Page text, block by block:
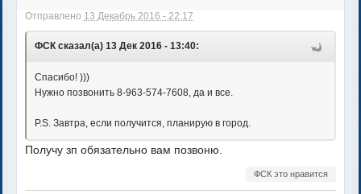
Отправлено 13 Декабрь 2016 - 22:17
ФСК сказал(а) 13 Дек 2016 - 13:40:
Спасибо! )))
Нужно позвонить 8-963-574-7608, да и все.
P.S. Завтра, если получится, планирую в город.
Получу зп обязательно вам позвоню.
ФСК это нравится